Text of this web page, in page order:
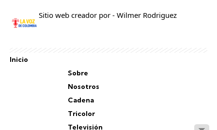
Sitio web creador por - Wilmer Rodriguez
Inicio
Sobre
Nosotros
Cadena
Tricolor
Televisión